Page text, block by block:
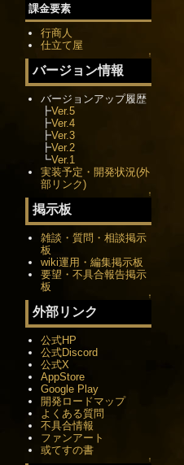
課金要素
行商人
仕立て屋
↑
バージョン情報
バージョンアップ履歴
┣Ver.5
┣Ver.4
┣Ver.3
┣Ver.2
┗Ver.1
実装予定・開発状況(外
部リンク)
↑
掲示板
雑談・質問・相談掲示
板
wiki運用・編集掲示板
要望・不具合報告掲示
板
↑
外部リンク
公式HP
公式Discord
公式X
AppStore
Google Play
開発ロードマップ
よくある質問
不具合情報
ファンアート
或てすの書
↑